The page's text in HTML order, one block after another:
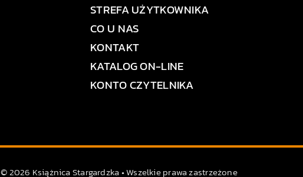
STREFA UŻYTKOWNIKA
CO U NAS
KONTAKT
KATALOG ON-LINE
KONTO CZYTELNIKA
© 2026 Książnica Stargardzka • Wszelkie prawa zastrzeżone